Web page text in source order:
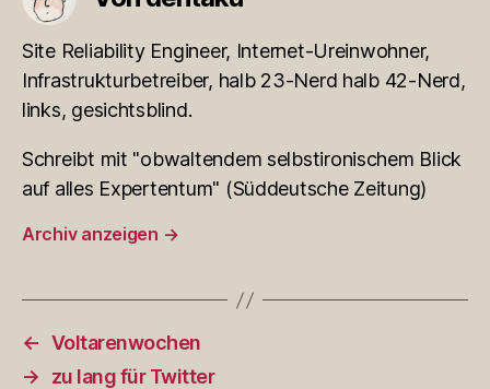
Site Reliability Engineer, Internet-Ureinwohner,
Infrastrukturbetreiber, halb 23-Nerd halb 42-Nerd,
links, gesichtsblind.
Schreibt mit "obwaltendem selbstironischem Blick
auf alles Expertentum" (Süddeutsche Zeitung)
Archiv anzeigen →
← Voltarenwochen
→
zu lang für Twitter